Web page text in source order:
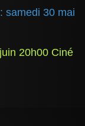
samedi 30 mai
20h00 Ciné